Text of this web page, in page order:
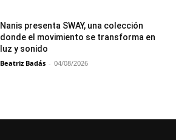
Nanis presenta SWAY, una colección
donde el movimiento se transforma en
luz y sonido
Beatriz Badás - 04/08/2026